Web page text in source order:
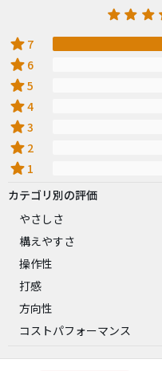
star 7
star 6
star5
star4
star3
star 2
star 1
カテゴリ別の評価
やさしさ
構えやすさ
操作性
打感
方向性
コストパフォーマンス